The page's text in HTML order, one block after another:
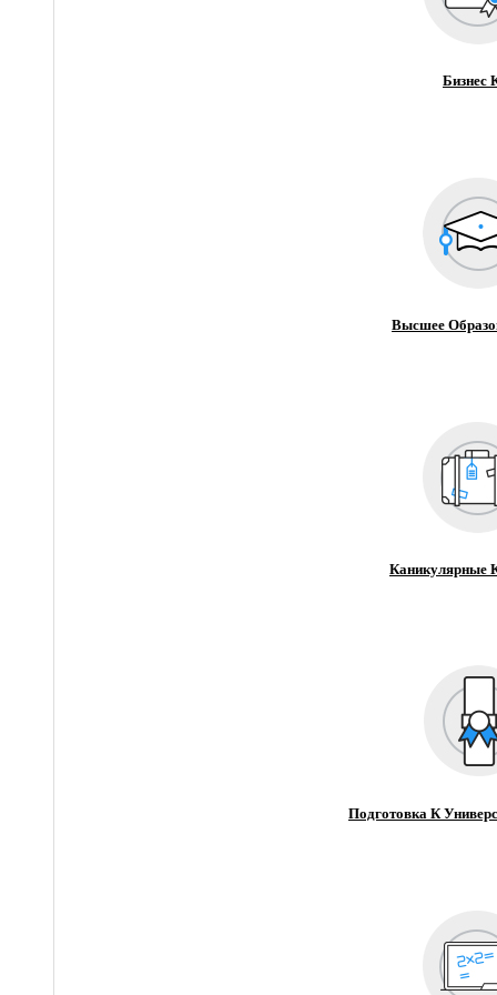
Бизнес
Высшее
Каникулярные
Подготовка К